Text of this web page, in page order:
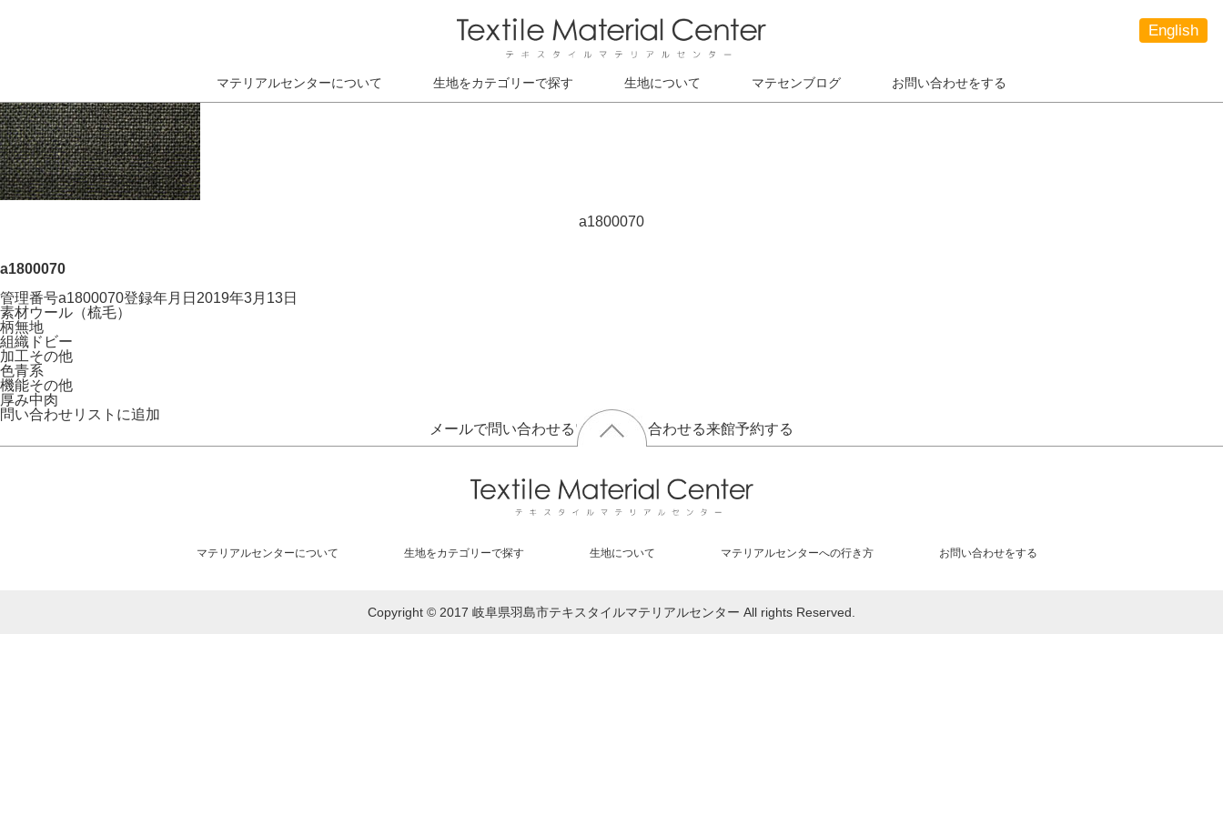
English
マテリアルセンターについて 生地をカテゴリーで探す 生地について マテセンブログ お問い合わせをする
a1800070
a1800070
管理番号a1800070登録年月日 2019年3月13日
素材ウール（梳毛）
柄無地
組織 ドビー
加工その他
色青系
機能その他
厚み中肉
問い合わせリストに追加
メールで問い合わせる電話で問い合わせる来館予約する
マテリアルセンターについて 生地をカテゴリーで探す 生地について マテリアルセンターへの行き方 お問い合わせをする
Copyright © 2017 岐阜県羽島市テキスタイルマテリアルセンター All rights Reserved.